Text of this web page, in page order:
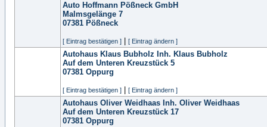
Auto Hoffmann Pößneck GmbH
Malmsgelänge 7
07381 Pößneck
[ Eintrag bestätigen ] [ Eintrag ändern ]
Autohaus Klaus Bubholz Inh. Klaus Bubholz
Auf dem Unteren Kreuzstück 5
07381 Oppurg
[ Eintrag bestätigen ] [ Eintrag ändern ]
Autohaus Oliver Weidhaas Inh. Oliver Weidhaas
Auf dem Unteren Kreuzstück 17
07381 Oppurg